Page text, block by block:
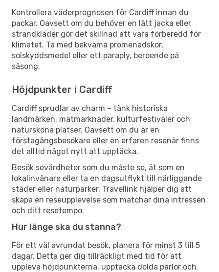
Kontrollera väderprognosen för Cardiff innan du
packar. Oavsett om du behöver en lätt jacka eller
strandkläder gör det skillnad att vara förberedd för
klimatet. Ta med bekväma promenadskor,
solskyddsmedel eller ett paraply, beroende på
säsong.
Höjdpunkter i Cardiff
Cardiff sprudlar av charm – tänk historiska
landmärken, matmarknader, kulturfestivaler och
natursköna platser. Oavsett om du är en
förstagångsbesökare eller en erfaren resenär finns
det alltid något nytt att upptäcka.
Besök sevärdheter som du måste se, ät som en
lokalinvånare eller ta en dagsutflykt till närliggande
städer eller naturparker. Travellink hjälper dig att
skapa en reseupplevelse som matchar dina intressen
och ditt resetempo.
Hur länge ska du stanna?
För ett väl avrundat besök, planera för minst 3 till 5
dagar. Detta ger dig tillräckligt med tid för att
uppleva höjdpunkterna, upptäcka dolda pärlor och